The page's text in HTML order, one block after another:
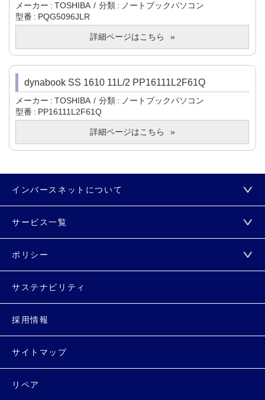
メーカー TOSHIBA 分類
ノートブックパソコン
型番
PQG5096JLR
詳細ページはこちら
dynabook SS 1610 11L/2 PP16111L2F61Q
メーカー TOSHIBA 分類
ノートブックパソコン
型番
PP16111L2F61Q
詳細ページはこちら
インバースネットについて
サービス一覧
ポリシー
サステナビリティ
採用情報
サイトマップ
リペア